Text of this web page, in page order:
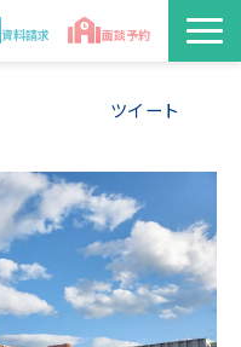
資料請求 面談予約
ツイート